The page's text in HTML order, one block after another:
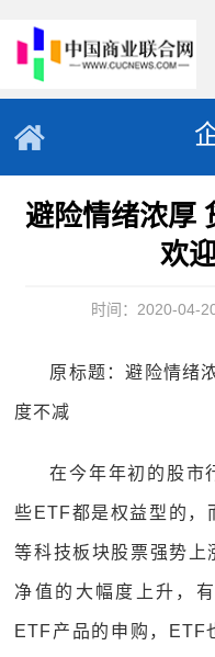
避险情绪浓厚
欢
时间：2020-04-
原标题：避险情绪
度不减
在今年年初的股市
些ETF都是权益型的，
等科技板块股票强势
净值的大幅度上升，
ETF产品的申购，ETF